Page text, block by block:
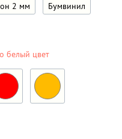
2 мм Бумвинил
белый цвет